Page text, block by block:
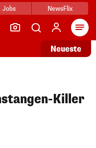
Jobs NewsFlix
Neueste
Killer